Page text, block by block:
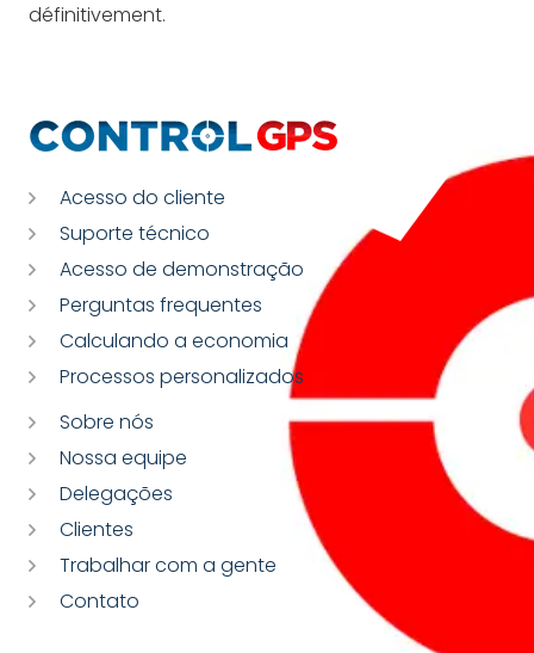
définitivement.
Acesso do cliente
Suporte técnico
Acesso de demonstração
Perguntas frequentes
Calculando a economia
Processos personalizados
Sobre nós
Nossa equipe
Delegações
Clientes
Trabalhar com a gente
Contato